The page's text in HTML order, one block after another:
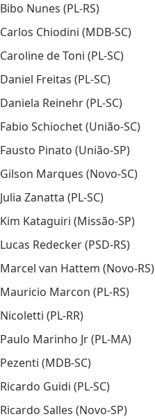
Bibo Nunes (PL-RS)
Carlos Chiodini (MDB-SC)
Caroline de Toni (PL-SC)
Daniel Freitas (PL-SC)
Daniela Reinehr (PL-SC)
Fabio Schiochet (União-SC)
Fausto Pinato (União-SP)
Gilson Marques (Novo-SC)
Julia Zanatta (PL-SC)
Kim Kataguiri (Missão-SP)
Lucas Redecker (PSD-RS)
Marcel van Hattem (Novo-RS)
Mauricio Marcon (PL-RS)
Nicoletti (PL-RR)
Paulo Marinho Jr (PL-MA)
Pezenti (MDB-SC)
Ricardo Guidi (PL-SC)
Ricardo Salles (Novo-SP)